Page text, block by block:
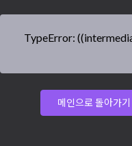
TypeError:
메인으로 돌아가기